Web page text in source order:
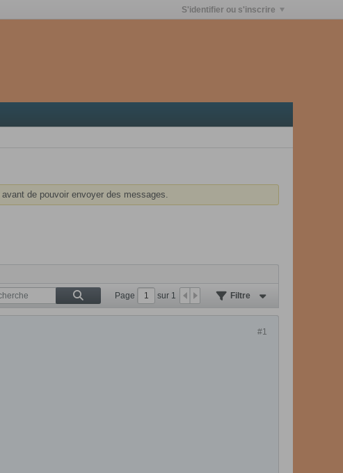
S'identifier ou s'inscrire
avant de pouvoir envoyer des messages.
Page sur 1 Filtre
#1